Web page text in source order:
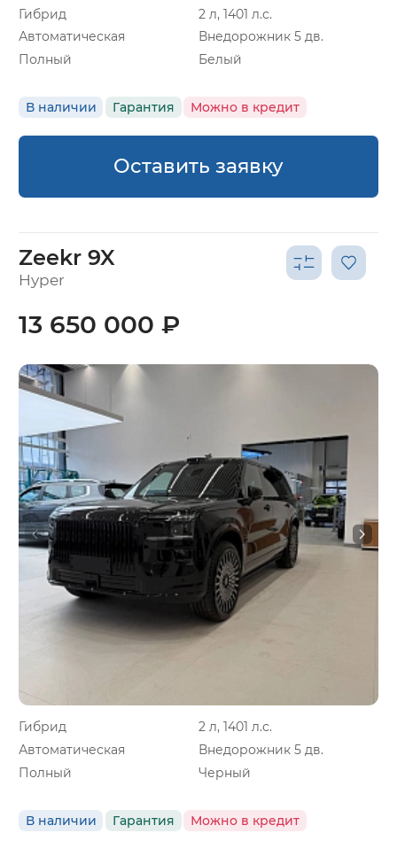
Гибрид
2 л, 1401 л.с.
Автоматическая
Внедорожник 5 дв.
Полный
Белый
В наличии Гарантия Можно в кредит
Оставить заявку
Zeekr 9X
Hyper
Гибрид
2 л, 1401 л.с.
Автоматическая
Внедорожник 5 дв.
Полный
Черный
В наличии Гарантия Можно в кредит
13 650 000 ₽